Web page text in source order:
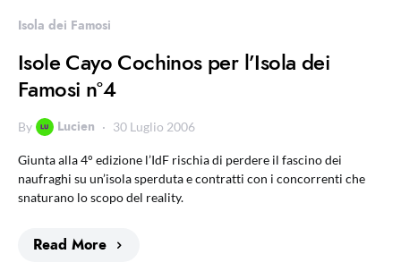
Isola dei Famosi
Isole Cayo Cochinos per l’Isola dei
Famosi n°4
By Lucien 30 Luglio 2006
Giunta alla 4° edizione l’IdF rischia di perdere il fascino dei
naufraghi su un’isola sperduta e contratti con i concorrenti che
snaturano lo scopo del reality.
Read More